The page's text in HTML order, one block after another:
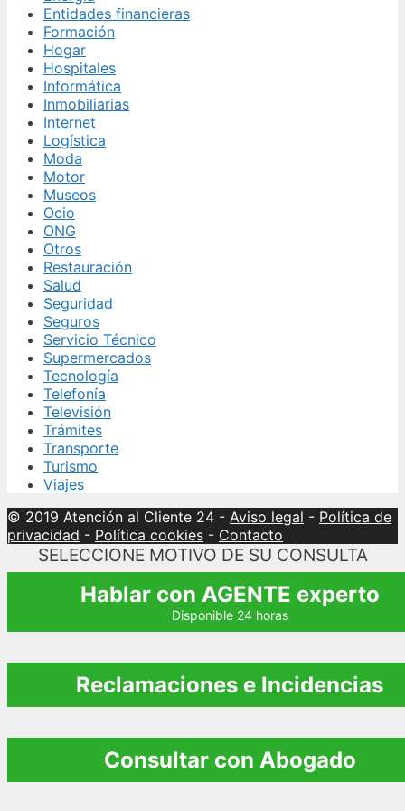
Entidades financieras
Formación
Hogar
Hospitales
Informática
Inmobiliarias
Internet
Logística
Moda
Motor
Museos
Ocio
ONG
Otros
Restauración
Salud
Seguridad
Seguros
Servicio Técnico
Supermercados
Tecnología
Telefonía
Televisión
Trámites
Transporte
Turismo
Viajes
© 2019 Atención al Cliente 24 - Aviso legal - Política de
privacidad - Política cookies - Contacto
SELECCIONE MOTIVO DE SU CONSULTA
Hablar con AGENTE experto
Disponible 24 horas
Reclamaciones e Incidencias
Consultar con Abogado